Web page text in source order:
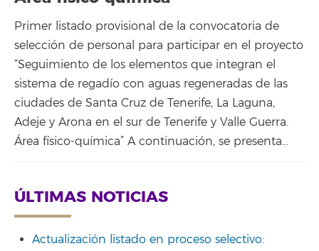
Primer listado provisional de la convocatoria de
selección de personal para participar en el proyecto
“Seguimiento de los elementos que integran el
sistema de regadío con aguas regeneradas de las
ciudades de Santa Cruz de Tenerife, La Laguna,
Adeje y Arona en el sur de Tenerife y Valle Guerra.
Área físico-química” A continuación, se presenta…
ÚLTIMAS NOTICIAS
Actualización listado en proceso selectivo: